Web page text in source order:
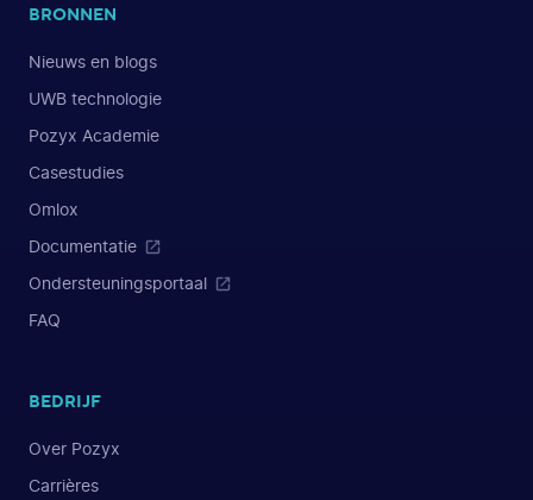
BRONNEN
Nieuws en blogs
UWB technologie
Pozyx Academie
Casestudies
Omlox
Documentatie
Ondersteuningsportaal
FAQ
BEDRIJF
Over Pozyx
Carrières